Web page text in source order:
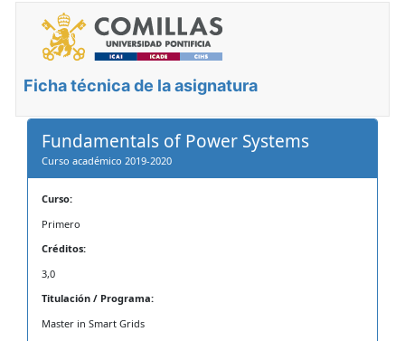
Ficha técnica de la asignatura
Fundamentals of Power Systems
Curso académico 2019-2020
Curso:
Primero
Créditos:
3,0
Titulación / Programa:
Master in Smart Grids